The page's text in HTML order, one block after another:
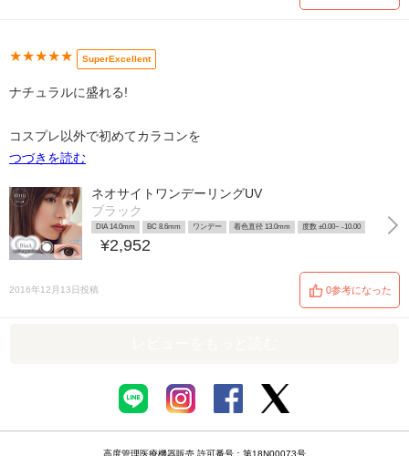
★★★★★ SuperExcellent
ナチュラルに盛れる!
コスプレ以外で初めてカラコンを
つづきを読む
ネオサイトワンデーリングUV
ブラック
DIA 14.0mm BC 8.6mm ワンデー 着色直径 13.0mm 度数 ±0.00~ -10.00
¥2,952
2016年12月13日投稿 0参考になった
高度管理医療機器販売 許可番号：第18N00073号